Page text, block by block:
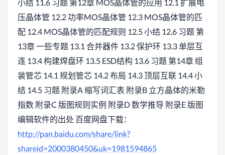
小结 11.6 习题 第12章 MOS晶体管的应用 12.1 扩展电
压晶体管 12.2 功率MOS晶体管 12.3 MOS晶体管的匹
配 12.4 MOS晶体管的匹配规则 12.5 小结 12.6 习题 第
13章 一些专题 13.1 合并器件 13.2 保护环 13.3 单层互
连 13.4 构建焊盘环 13.5 ESD结构 13.6 习题 第14章 组
装管芯 14.1 规划管芯 14.2 布局 14.3 顶层互联 14.4 小
结 14.5 习题 附录A 缩写词汇表 附录B 立方晶体的米勒
指数 附录C 版图规则实例 附录D 数学推导 附录E 版图
编辑软件的出处 百度网盘下载：
http://pan.baidu.com/share/link?
shareid=2000380450&uk=1981594865